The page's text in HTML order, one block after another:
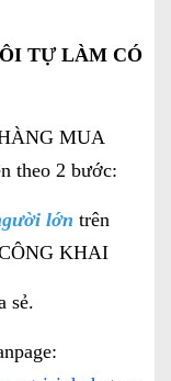
TỰ LÀM CÓ
MUA
theo 2 bước:
lớn trên
CÔNG KHAI
sẻ.